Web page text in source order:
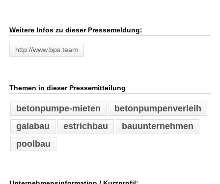
Weitere Infos zu dieser Pressemeldung:
http://www.bps.team
Themen in dieser Pressemitteilung:
betonpumpe-mieten
betonpumpenverleih
galabau
estrichbau
bauunternehmen
poolbau